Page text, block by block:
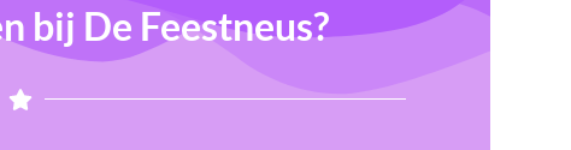
bij De Feestneus?